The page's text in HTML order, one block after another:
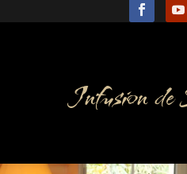
Infusion de